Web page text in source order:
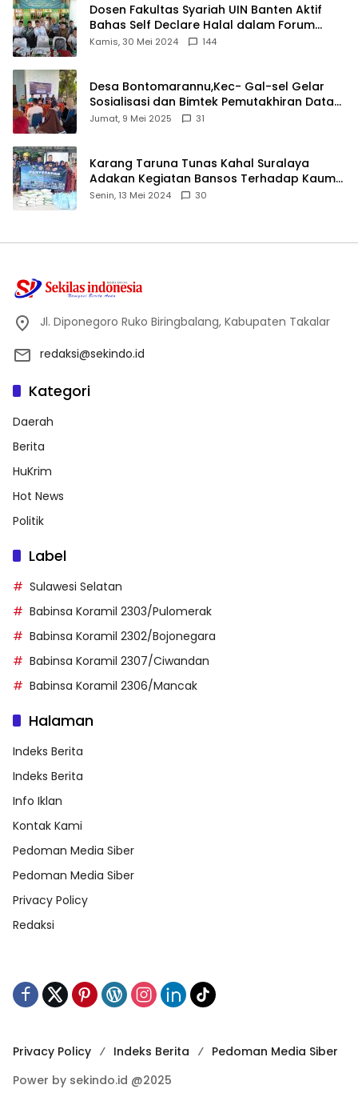
Dosen Fakultas Syariah UIN Banten Aktif
Bahas Self Declare Halal dalam Forum
Ijtima Ulama MUI
Kamis, 30 Mei 2024 144
Desa Bontomarannu,Kec- Gal-sel Gelar
Sosialisasi dan Bimtek Pemutakhiran Data
ID
Jumat, 9 Mei 2025 31
Karang Taruna Tunas Kahal Suralaya
Adakan Kegiatan Bansos Terhadap Kaum
Dhuafa dan Anak Yatim-Piatu
Senin, 13 Mei 2024 30
Jl. Diponegoro Ruko Biringbalang, Kabupaten Takalar
redaksi@sekindo.id
Kategori
Daerah
Berita
HuKrim
Hot News
Politik
Label
Sulawesi Selatan
Babinsa Koramil 2303/Pulomerak
Babinsa Koramil 2302/Bojonegara
Babinsa Koramil 2307/Ciwandan
Babinsa Koramil 2306/Mancak
Halaman
Indeks Berita
Indeks Berita
Info Iklan
Kontak Kami
Pedoman Media Siber
Pedoman Media Siber
Privacy Policy
Redaksi
Privacy Policy Indeks Berita
Pedoman Media Siber
Power by sekindo.id @2025